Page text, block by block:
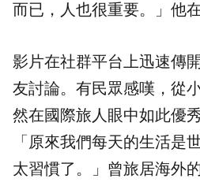
而已，人也很重要。」他
影片在社群平台上迅速傳
友討論。有民眾感嘆，從
然在國際旅人眼中如此優
「原來我們每天的生活是
太習慣了。」曾旅居海外